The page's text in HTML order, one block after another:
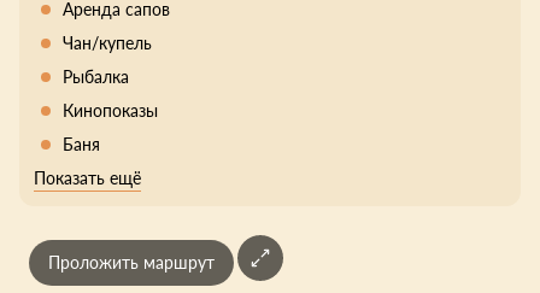
Аренда сапов
Чан/купель
Рыбалка
Кинопоказы
Баня
Показать ещё
Проложить маршрут